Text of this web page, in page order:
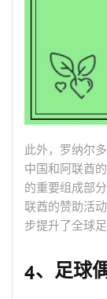
此外，罗纳尔
中国和阿联酋
的重要组成部
联酋的赞助活
步提升了全球
4、足球